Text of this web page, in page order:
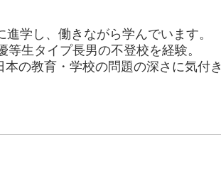
学し、働きながら学んでいます。
生タイプ長男の不登校を経験。
の教育・学校の問題の深さに気付き